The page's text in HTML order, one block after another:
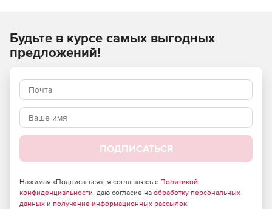
Carmine 1.08).
простых движений без поворотов.
(Sony Move, Nintendo Wii Remote).
Будьте в курсе самых выгодных
предложений!
ПОДПИСАТЬСЯ
Нажимая «Подписаться», я соглашаюсь с Политикой
конфиденциальности, даю согласие на обработку персональных
данных и получение информационных рассылок.